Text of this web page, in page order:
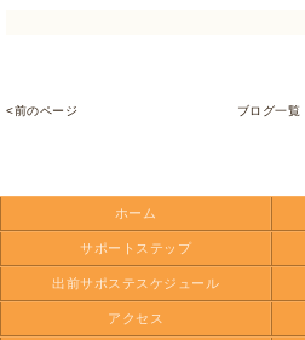
<前のページ ブログ一覧
ホーム
サポートステップ
出前サポステスケジュール
アクセス